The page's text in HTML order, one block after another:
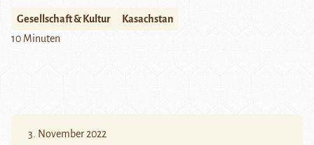
Gesellschaft & Kultur
Kasachstan
10 Minuten
3. November 2022